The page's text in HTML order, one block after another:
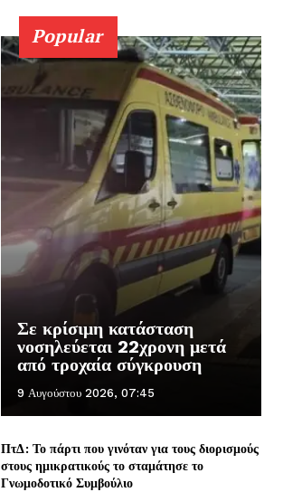
Popular
Σε κρίσιμη κατάσταση
νοσηλεύεται 22χρονη μετά
από τροχαία σύγκρουση
9 Αυγούστου 2026, 07:45
ΠτΔ: Το πάρτι που γινόταν για τους διορισμούς
στους ημικρατικούς το σταμάτησε το
Γνωμοδοτικό Συμβούλιο